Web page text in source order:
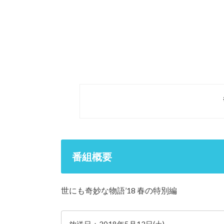
番組概要
世にも奇妙な物語’18 春の特別編